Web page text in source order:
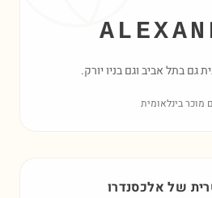
גם בתל אביב וגם בניו יורק.
מוכר בינלאומית
של אלכסנדרו